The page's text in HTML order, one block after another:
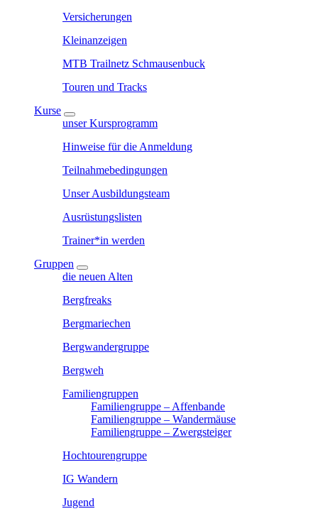
Versicherungen
Kleinanzeigen
MTB Trailnetz Schmausenbuck
Touren und Tracks
Kurse
unser Kursprogramm
Hinweise für die Anmeldung
Teilnahmebedingungen
Unser Ausbildungsteam
Ausrüstungslisten
Trainer*in werden
Gruppen
die neuen Alten
Bergfreaks
Bergmariechen
Bergwandergruppe
Bergweh
Familiengruppen
Familiengruppe – Affenbande
Familiengruppe – Wandermäuse
Familiengruppe – Zwergsteiger
Hochtourengruppe
IG Wandern
Jugend